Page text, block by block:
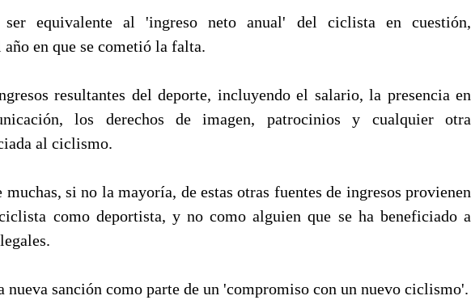
equivalente al 'ingreso neto anual' del ciclista en cuestión,
en que se cometió la falta.
resultantes del deporte, incluyendo el salario, la presencia en
los derechos de imagen, patrocinios y cualquier otra
al ciclismo.
muchas, si no la mayoría, de estas otras fuentes de ingresos provienen
como deportista, y no como alguien que se ha beneficiado a
nueva sanción como parte de un 'compromiso con un nuevo ciclismo'.